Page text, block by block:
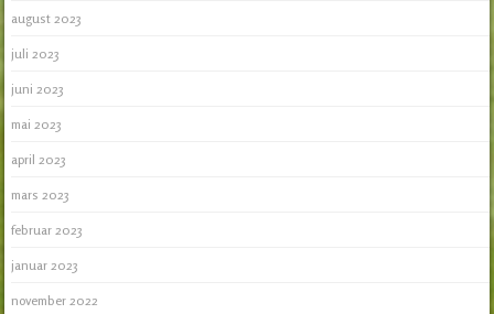
august 2023
juli 2023
juni 2023
mai 2023
april 2023
mars 2023
februar 2023
januar 2023
november 2022